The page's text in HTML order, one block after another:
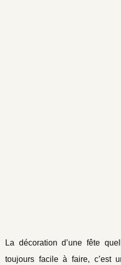
La décoration d’une fête
toujours facile à faire, c’est